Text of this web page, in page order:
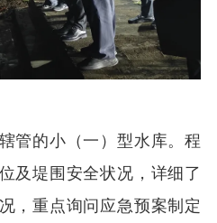
管的小（一）型水库。程
及堤围安全状况，详细了
，重点询问应急预案制定